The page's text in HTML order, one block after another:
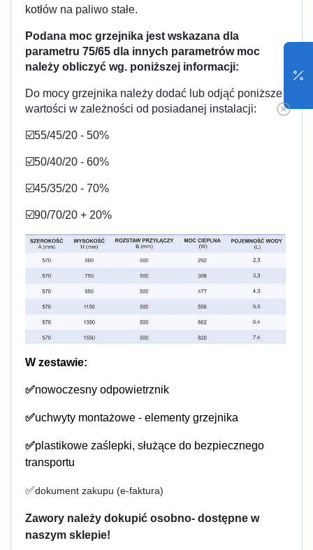
kotłów na paliwo stałe.
Podana moc grzejnika jest wskazana dla
parametru 75/65 dla innych parametrów moc
należy obliczyć wg. poniższej informacji:
Do mocy grzejnika należy dodać lub odjąć poniższe
wartości w zależności od posiadanej instalacji:
☑️55/45/20 - 50%
☑️50/40/20 - 60%
☑️45/35/20 - 70%
☑️90/70/20 + 20%
W zestawie:
✅nowoczesny odpowietrznik
✅uchwyty montażowe - elementy grzejnika
✅plastikowe zaślepki, służące do bezpiecznego
transportu
✅dokument zakupu (e-faktura)
Zawory należy dokupić osobno- dostępne w
naszym sklepie!